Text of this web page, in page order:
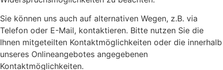
Sie können uns auch auf alternativen Wegen, z.B. via
Telefon oder E-Mail, kontaktieren. Bitte nutzen Sie die
Ihnen mitgeteilten Kontaktmöglichkeiten oder die innerhalb
unseres Onlineangebotes angegebenen
Kontaktmöglichkeiten.